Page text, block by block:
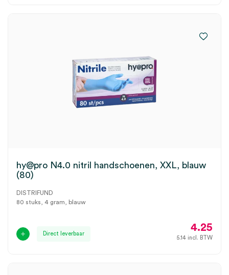
hy@pro N4.0 nitril handschoenen, XXL, blauw
(80)
DISTRIFUND
80 stuks, 4 gram, blauw
Direct leverbaar
4.25
5.14 incl. BTW